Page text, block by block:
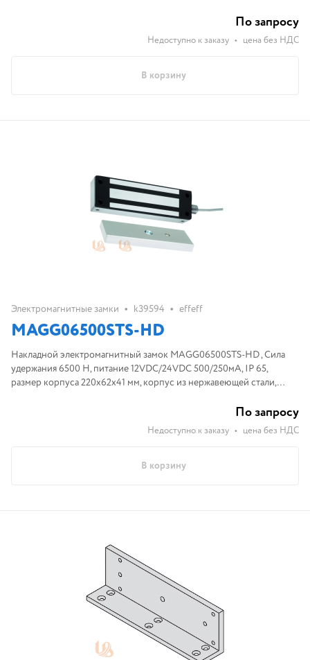
По запросу
Недоступно к заказу • цена без НДС
В корзину
Электромагнитные замки • k39594 • effeff
MAGG06500STS-HD
Накладной электромагнитный замок MAGG06500STS-HD , Сила
удержания 6500 Н, питание 12VDC/24VDC 500/250мА, IP 65,
размер корпуса 220х62х41 мм, корпус из нержавеющей стали,
По запросу
Недоступно к заказу • цена без НДС
В корзину